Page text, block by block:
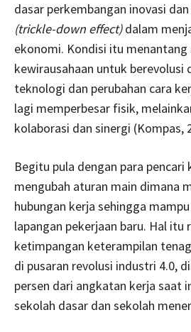
dasar perkembangan inovasi
(trickle-down effect)dalam
ekonomi. Kondisi itu
kewirausahaan untuk berevolusi
teknologi dan perubahan cara
lagi memperbesar fisik,
kolaborasi dan sinergi (Kompas,
Begitu pula dengan para pencari
mengubah aturan main dimana
hubungan kerja sehingga
lapangan pekerjaan baru. Hal itu
ketimpangan keterampilan
di pusaran revolusi industri 4.0,
persen dari angkatan kerja saat
sekolah dasar dan sekolah